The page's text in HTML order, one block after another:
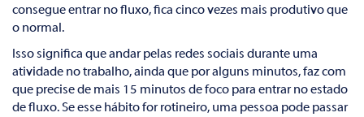
consegue entrar no fluxo, fica cinco vezes mais produtivo que
o normal.
Isso significa que andar pelas redes sociais durante uma
atividade no trabalho, ainda que por alguns minutos, faz com
que precise de mais 15 minutos de foco para entrar no estado
de fluxo. Se esse hábito for rotineiro, uma pessoa pode passar